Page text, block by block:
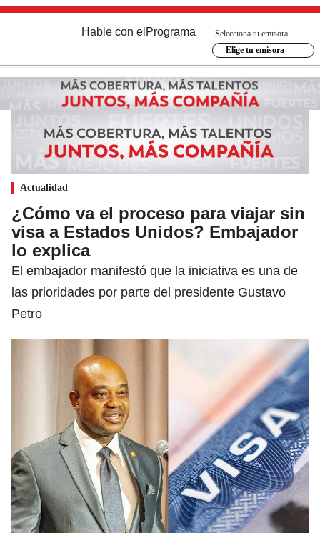
Hable con el Programa
Selecciona tu emisora
Elige tu emisora
Actualidad
¿Cómo va el proceso para viajar sin
visa a Estados Unidos? Embajador
lo explica
El embajador manifestó que la iniciativa es una de
las prioridades por parte del presidente Gustavo
Petro